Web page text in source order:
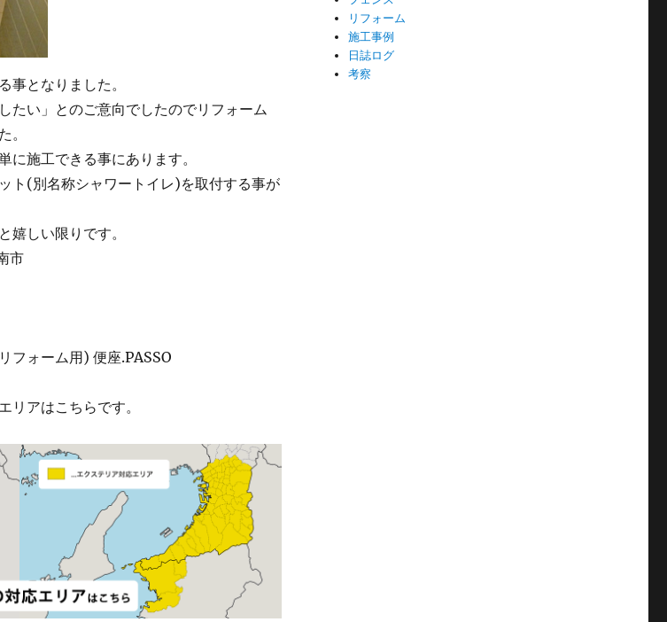
事となりました。
たい」とのご意向でしたのでリフォーム
。
に施工できる事にあります。
ト(別名称シャワートイレ)を取付する事が
嬉しい限りです。
市
フォーム用) 便座.PASSO
リアはこちらです。
リフォーム
施工事例
日誌ログ
考察